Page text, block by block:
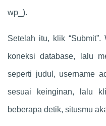
wp_).
Setelah itu, klik
koneksi database, lalu
seperti judul, username
sesuai keinginan, lalu
beberapa detik, situsmu